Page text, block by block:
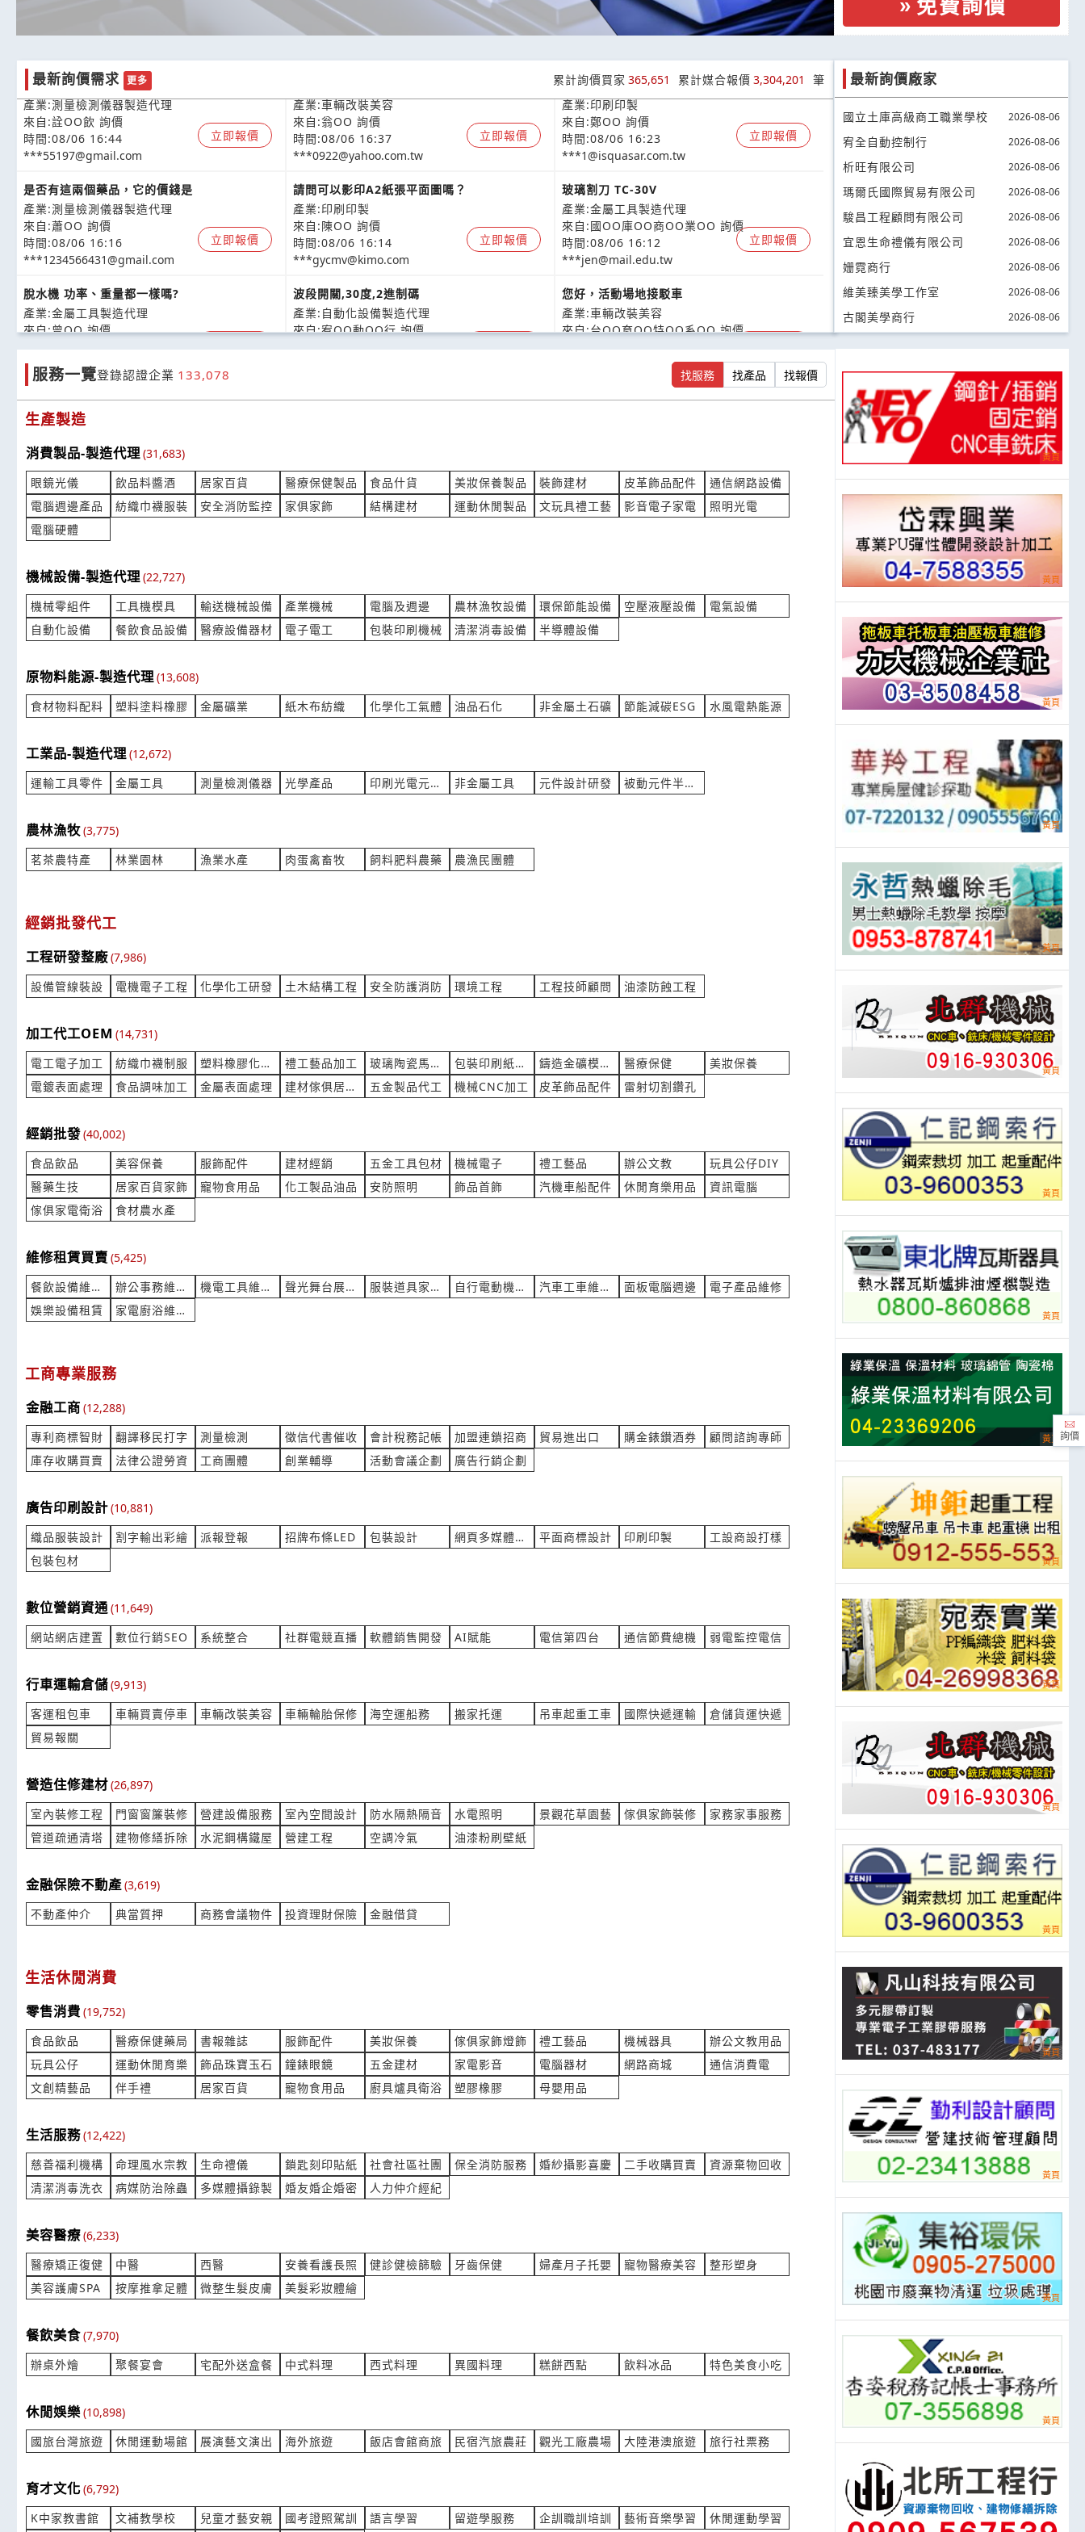
免費詢價
最新詢價需求 更多 累計詢價買家 365,651 累計媒合報價 3,304,201 筆
電磁接觸器的價格，
產業:測量檢測儀器製造代理
來自:詮OO飲 詢價
時間:08/06 16:44
立即報價
***55197@gmail.com
來自:翁OO 詢價
時間:08/06 16:37
立即報價
***0922@yahoo.com.tw
不良品流程卡 請問可以客製化紙卡嗎?
來自:鄭OO 詢價
時間:08/06 16:23
立即報價
***1@isquasar.com.tw
產業:測量檢測儀器製造代理
來自:蕭OO 詢價
時間:08/06 16:16
立即報價
***1234566431@gmail.com
產業:印刷印製
來自:陳OO 詢價
時間:08/06 16:14
立即報價
***gycmv@kimo.com
產業:金屬工具製造代理
來自:國OO庫OO商OO業OO 詢價
時間:08/06 16:12
立即報價
***jen@mail.edu.tw
產業:金屬工具製造代理
來自:曾OO 詢價
時間:08/06 16:11
立即報價
***ng0001@gmail.com
產業:自動化設備製造代理
來自:宥OO動OO行 詢價
時間:08/06 16:06
立即報價
***k19333@hotmail.com
產業:車輛改裝美容
來自:台OO育OO特OO系OO 詢價
時間:08/06 16:02
立即報價
***n0817@mail.ntcu.edu.tw
標準砝碼校正詢價
產業:測量檢測儀器製造代理
來自:羅OO 詢價
***nching@sme.ia.gov.tw
產業:測量檢測儀器製造代理
您好，我是是調味料生產加工廠，想詢問中筋麵
粉(22KG-袋)，想買8袋的話，價格為多少呢
產業:食品什貨製造代理
詢價 想要請問土壤檢測
產業:環境工程
來自:黃OO 詢價
時間:08/06 15:46
交通導護背心、雨衣和手套的價格
產業:紡織巾襪服裝製造代理
混凝土 140=79 210=206
產業:非金屬土石礦
防靜電帶蓋週轉箱
產業:產業機械製造代理
來自:格OO技OO有OO司 詢價
立即報價
牌卡印刷、製作天地盒
產業:包裝包材
來自:黃OO 詢價
立即報價
打瘦小臉 多少錢 藥劑是那一國的
產業:微整生髮皮膚
來自:許OO 詢價
可以換水龍頭嗎？ 想換冷熱水的龍頭
產業:餐飲食品設備製造代理
時間:08/06 14:55
***n85025656@yahoo.com.tw
共栓比色管100ml
產業:油品石化
***la.s152@sevenstarpharm.com.tw
詢價 想翻譯停止親權相關文件
產業:留遊學服務
***654@ntpc.gov.tw
產業:自行電動機車維修買賣
來自:王OO 詢價
時間:08/06 14:29
立即報價
***e676767@gmail.com
時間:08/06 14:22
立即報價
***0921050058@gmail.com
產業:健診健檢篩驗
時間:08/06 14:09
***nch.looky@msa.hinet.net
***725951@gmail.com
***641@ems.hccg.gov.tw
產業:印刷印製
來自:鄭OO 詢價
時間:08/06 13:52
立即報價
***az3r137@gmail.com
來自:海OO程OO公O 詢價
時間:08/06 13:45
立即報價
***rlie@hie.com.tw
來自:台OO吉OO股OO限OO 詢價
時間:08/06 13:42
立即報價
***a@gmstw.com.tw
產業:醫療設備器材製造代理
來自:黃OO 詢價
時間:08/06 13:40
立即報價
***90510@gmail.com
來自:DOO OO.OOtOO 詢價
時間:08/06 13:32
立即報價
***oe.masahiro@dush.co.jp
來自:游OO 詢價
時間:08/06 13:30
立即報價
***ou@jjpan.com
觸控面板用的熱壓貼合機
來自:林OO 詢價
時間:08/06 13:29
***.hung.chih@dush.co.jp
時間:08/06 13:28
***.hung.chih@dush.co.jp
時間:08/06 13:24
***a850814@yahoo.com.tw
保麗龍板詢價費用
時間:08/06 12:52
離心式淨油機 以下協助
產業:產業機械製造代理
來自:勝OO業OO司 詢價
***eco878@gmail.com
有關高爾夫球的產品，貴司是否有製作能漂浮水
面的高爾夫球
產業:塑料塗料橡膠
來自:長OO業OO公O 詢價
大樓外牆清洗需求，地點在楊梅區環東路
產業:家務家事服務
你好～請問380公文林一個多少錢
產業:塑料塗料橡膠
來自:友OO業O 詢價
***cl19844@icloud.com
Air Tank-25L 儲氣筒
產業:金屬工具製造代理
欲購買 VIEW SONIC互動式電子白板與移動推
車組合
產業:電腦硬體製造代理
想詢問是否有線徑6mm×外寬62.5
時間:08/06 11:56
***00307@yahoo.com.tw
tz511t-s2-wa 有此需求
***onme@hotmail.com
窗簾布上繡房間號碼
***mei5@ms39.hinet.net
金屬渦卷型密合墊，亞麻纖維含浸鐵弗龍盤根
來自:安OO業OO公O 詢價
時間:08/06 11:27
***wananchen@yahoo.com.tw
***ai@gw-semi.com
***577@baba6688.com.tw
彩盒 詳談可以加LINE嗎?
來自:3OOrOOtOO│OO列OO統OO應OO務
時間:08/06 11:16
立即報價
EPE 緩衝泡棉
***n_eric@kutech.tw
微生物檢驗 食品類的微生物檢驗
產業:病媒防治除蟲
來自:袙OO創OO理OO公O 詢價
時間:08/06 10:45
***son.patio@gmail.com
***n416@tenren.com.tw
***911.tw@gmail.com
噴圖捲簾 有此需求
產業:傢俱家飾裝修
***yun4451@gmail.com
請問是否有4吋晶圓單片式電鍍治具? 鍍出來的
均勻性大概是多少%?
產業:化學化工氣體製造代理
五樓單戶公寓對講機更換
產業:通信節費總機
電磁接觸器的價格，
產業:測量檢測儀器製造代理
時間:08/06 16:44
***55197@gmail.com
局部板金烤漆費用
產業:車輛改裝美容
不良品流程卡 請問可以客製化紙卡嗎?
是否有這兩個藥品，它的價錢是
產業:測量檢測儀器製造代理
時間:08/06 16:16
請問可以影印A2紙張平面圖嗎？
產業:印刷印製
玻璃割刀 TC-30V
產業:金屬工具製造代理
來自:曾OO 詢價
時間:08/06 16:11
立即報價
***ng0001@gmail.com
時間:08/06 16:06
立即報價
***k19333@hotmail.com
時間:08/06 16:02
立即報價
***n0817@mail.ntcu.edu.tw
標準砝碼校正詢價
產業:測量檢測儀器製造代理
來自:羅OO 詢價
產業:測量檢測儀器製造代理
來自:蔡OO 詢價
粉(22KG-袋)，想買8袋的話，價格為多少呢
產業:食品什貨製造代理
來自:瑪OO國OO易OO公O 詢價
最新詢價廠家
國立土庫高級商工職業學校 2026-08-06
宥全自動控制行 2026-08-06
析旺有限公司 2026-08-06
瑪爾氏國際貿易有限公司 2026-08-06
駿昌工程顧問有限公司 2026-08-06
宜恩生命禮儀有限公司 2026-08-06
姗霓商行 2026-08-06
維美臻美學工作室 2026-08-06
古閣美學商行 2026-08-06
服務一覽登錄認證企業 133,078 找服務 找產品 找報價
生產製造
消費製品-製造代理(31,683)
眼鏡光儀
飲品料醬酒 居家百貨 醫療保健製品 食品什貨 美妝保養製品 裝飾建材 皮革飾品配件
通信網路設備
電腦週邊產品
紡織巾襪服裝 安全消防監控 家俱家飾 結構建材 運動休閒製品 文玩具禮工藝 影音電子家電
照明光電
電腦硬體
機械設備-製造代理(22,727)
機械零組件
工具機模具 輸送機械設備 產業機械 電腦及週邊 農林漁牧設備 環保節能設備 空壓液壓設備
電氣設備
自動化設備
餐飲食品設備 醫療設備器材 電子電工 包裝印刷機械 清潔消毒設備 半導體設備
原物料能源-製造代理(13,608)
食材物料配料
塑料塗料橡膠 金屬礦業 紙木布紡織 化學化工氣體 油品石化 非金屬土石礦 節能減碳ESG 水風電熱能源
工業品-製造代理(12,672)
運輸工具零件
金屬工具 測量檢測儀器 光學產品 印刷光電元零件 非金屬工具 元件設計研發 被動元件半導體
農林漁牧(3,775)
茗茶農特產
林業園林 漁業水產 肉蛋禽畜牧 飼料肥料農藥 農漁民團體
經銷批發代工
工程研發整廠(7,986)
設備管線裝設
電機電子工程 化學化工研發 土木結構工程 安全防護消防 環境工程 工程技師顧問 油漆防蝕工程
加工代工OEM (14,731)
電工電子加工
紡織巾襪制服 塑料橡膠化學代工 禮工藝品加工 玻璃陶瓷馬賽克代工 包裝印刷紙木代工 鑄造金礦模具加工 醫療保健
美妝保養
電鍍表面處理
食品調味加工 金屬表面處理 建材傢俱居家加工代工 五金製品代工 機械CNC加工 皮革飾品配件 雷射切割鑽孔
經銷批發(40,002)
食品飲品
美容保養 服飾配件 建材經銷 五金工具包材 機械電子 禮工藝品 辦公文教
玩具公仔DIY
醫藥生技
居家百貨家飾 寵物食用品 化工製品油品 安防照明 飾品首飾 汽機車船配件 休閒育樂用品
資訊電腦
傢俱家電衛浴
食材農水產
維修租賃買賣 (5,425)
餐飲設備維修租賃買賣
辦公事務維修租賃買賣 機電工具維修租賃買賣 聲光舞台展會租賃 服裝道具家俱租賃 自行電動機車維修買賣 汽車工車維修租賃買賣 面板電腦週邊
電子產品維修
娛樂設備租賃
家電廚浴維修買賣
工商專業服務
金融工商 (12,288)
專利商標智財
翻譯移民打字 測量檢測 徵信代書催收 會計稅務記帳 加盟連鎖招商 貿易進出口 購金錶鑚酒券
顧問諮詢專師
庫存收購買賣
法律公證勞資 工商團體 創業輔導 活動會議企劃 廣告行銷企劃
廣告印刷設計(10,881)
織品服裝設計
割字輸出彩繪 派報登報 招牌布條LED 包裝設計 網頁多媒體eDM 平面商標設計 印刷印製
工設商設打樣
包裝包材
數位營銷資通 (11,649)
網站網店建置
數位行銷SEO 系統整合 社群電競直播 軟體銷售開發 AI賦能 電信第四台 通信節費總機 弱電監控電信
行車運輸倉儲(9,913)
客運租包車
車輛買賣停車 車輛改裝美容 車輛輪胎保修 海空運船務 搬家托運 吊車起重工車 國際快遞運輸
倉儲貨運快遞
貿易報關
營造住修建材(26,897)
室內裝修工程
門窗窗簾裝修 營建設備服務 室內空間設計 防水隔熱隔音 水電照明 景觀花草園藝 傢俱家飾裝修
家務家事服務
管道疏通清塔
建物修繕拆除 水泥鋼構鐵屋 營建工程 空調冷氣 油漆粉刷壁紙
金融保險不動產(3,619)
不動產仲介
典當質押 商務會議物件 投資理財保險 金融借貸
生活休閒消費
零售消費 (19,752)
食品飲品
醫療保健藥局 書報雜誌 服飾配件 美妝保養 傢俱家飾燈飾 禮工藝品 機械器具
辦公文教用品
玩具公仔
運動休閒育樂 飾品珠寶玉石 鐘錶眼鏡 五金建材 家電影音 電腦器材 網路商城
通信消費電
文創精藝品
伴手禮 居家百貨 寵物食用品 廚具爐具衛浴 塑膠橡膠 母嬰用品
生活服務(12,422)
慈善福利機構
命理風水宗教 生命禮儀 鎖匙刻印貼紙 社會社區社團 保全消防服務 婚紗攝影喜慶 二手收購買賣
資源棄物回收
清潔消毒洗衣
病媒防治除蟲 多媒體攝錄製 婚友婚企婚密 人力仲介經紀
美容醫療(6,233)
醫療矯正復健
中醫 西醫 安養看護長照 健診健檢篩驗 牙齒保健 婦產月子托嬰 寵物醫療美容
整形塑身
美容護膚SPA
按摩推拿足體 微整生髮皮膚 美髮彩妝體繪
餐飲美食(7,970)
辦桌外燴
聚餐宴會 宅配外送盒餐 中式料理 西式料理 異國料理 糕餅西點 飲料冰品 特色美食小吃
休閒娛樂(10,898)
國旅台灣旅遊
休閒運動場館 展演藝文演出 海外旅遊 飯店會館商旅 民宿汽旅農莊 觀光工廠農場 大陸港澳旅遊 旅行社票務
育才文化(6,792)
K中家教書館
文補教學校 兒童才藝安親 國考證照駕訓 語言學習 留遊學服務 企訓職訓培訓 藝術音樂學習 休閒運動學習
詢價